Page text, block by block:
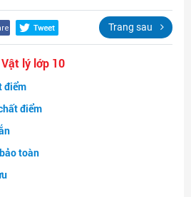
Trang sau
lý lớp 10
điểm
điểm
toàn